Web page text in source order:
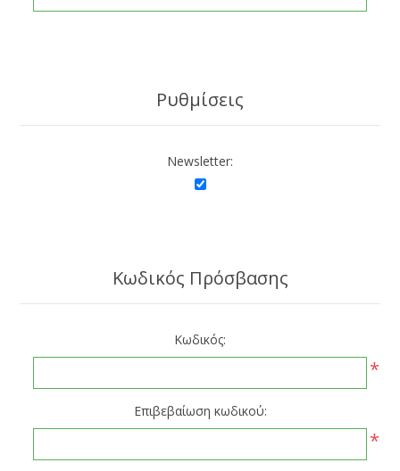
Ρυθμίσεις
Newsletter:
Κωδικός Πρόσβασης
Κωδικός:
*
Επιβεβαίωση κωδικού:
*